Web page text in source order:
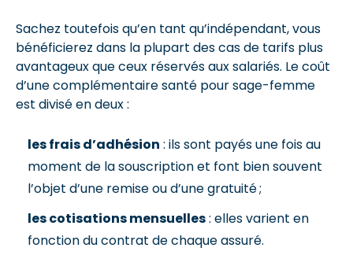
Sachez toutefois qu’en tant qu’indépendant, vous
bénéficierez dans la plupart des cas de tarifs plus
avantageux que ceux réservés aux salariés. Le coût
d’une complémentaire santé pour sage-femme
est divisé en deux :
les frais d’adhésion : ils sont payés une fois au
moment de la souscription et font bien souvent
l’objet d’une remise ou d’une gratuité ;
les cotisations mensuelles: elles varient en
fonction du contrat de chaque assuré.